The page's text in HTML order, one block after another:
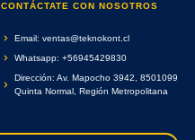
CONTÁCTATE CON NOSOTROS
Email: ventas@teknokont.cl
Whatsapp: +56945429830
Dirección: Av. Mapocho 3942, 8501099
Quinta Normal, Región Metropolitana